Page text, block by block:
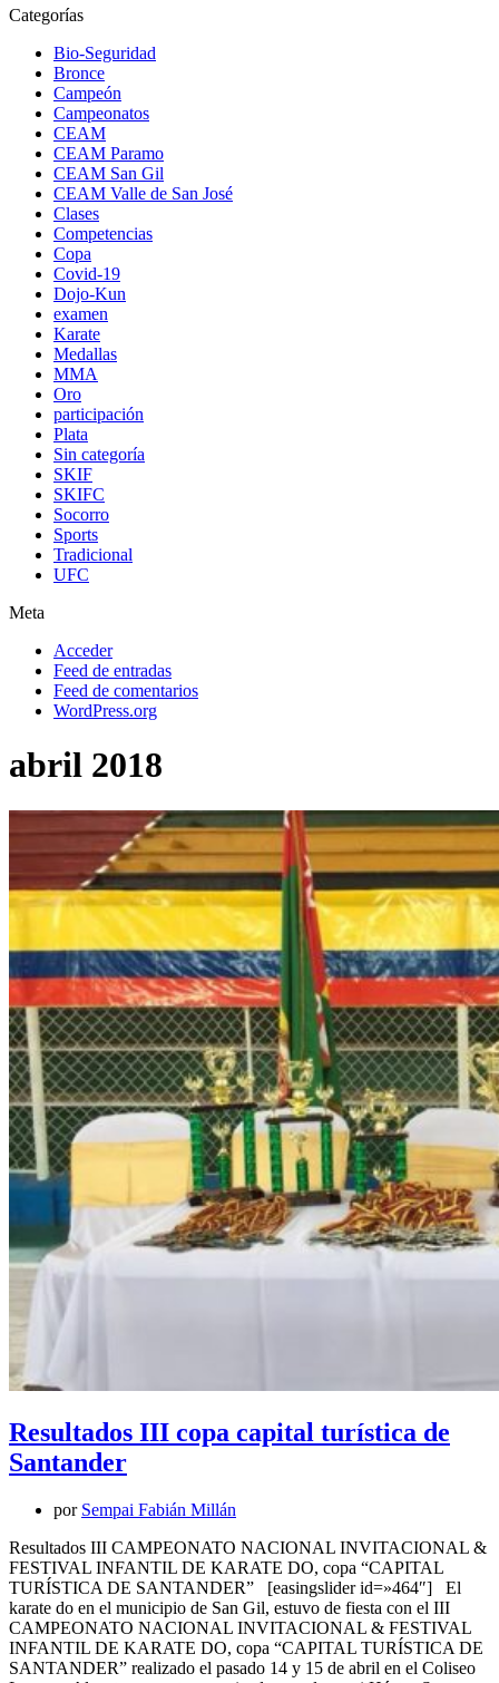
Categorías
Bio-Seguridad
Bronce
Campeón
Campeonatos
CEAM
CEAM Paramo
CEAM San Gil
CEAM Valle de San José
Clases
Competencias
Copa
Covid-19
Dojo-Kun
examen
Karate
Medallas
MMA
Oro
participación
Plata
Sin categoría
SKIF
SKIFC
Socorro
Sports
Tradicional
UFC
Meta
Acceder
Feed de entradas
Feed de comentarios
WordPress.org
abril 2018
Resultados III copa capital turística de
Santander
por Sempai Fabián Millán
Resultados III CAMPEONATO NACIONAL INVITACIONAL &
FESTIVAL INFANTIL DE KARATE DO, copa “CAPITAL
TURÍSTICA DE SANTANDER” [easingslider id=»464″] El
karate do en el municipio de San Gil, estuvo de fiesta con el III
CAMPEONATO NACIONAL INVITACIONAL & FESTIVAL
INFANTIL DE KARATE DO, copa “CAPITAL TURÍSTICA DE
SANTANDER” realizado el pasado 14 y 15 de abril en el Coliseo